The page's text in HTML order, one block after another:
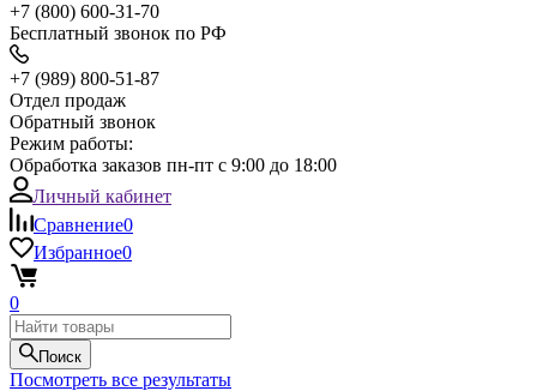
+7 (800) 600-31-70
Бесплатный звонок по РФ
+7 (989) 800-51-87
Отдел продаж
Обратный звонок
Режим работы:
Обработка заказов пн-пт с 9:00 до 18:00
Личный кабинет
Сравнение0
Избранное0
0
Поиск
Посмотреть все результаты